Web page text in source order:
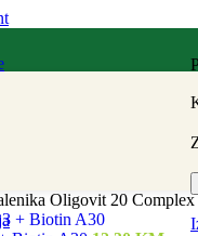
Oligovit 20 Complex